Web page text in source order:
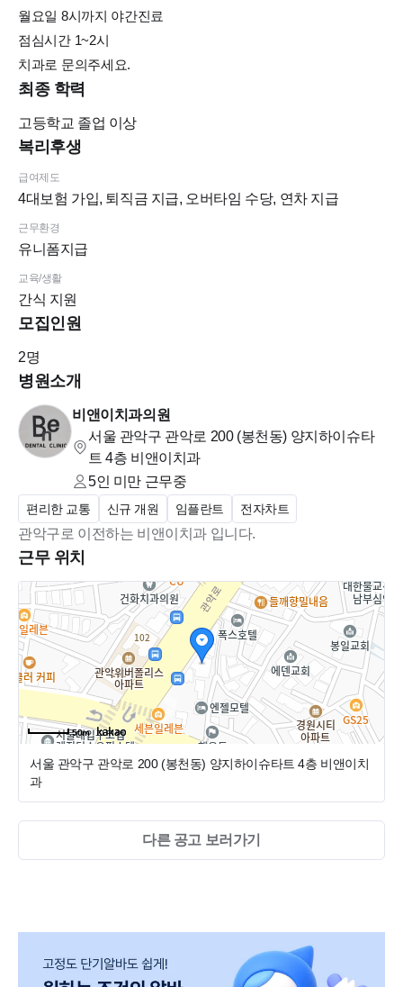
월요일 8시까지 야간진료
점심시간 1~2시
치과로 문의주세요.
최종 학력
고등학교 졸업 이상
복리후생
급여제도
4대보험 가입, 퇴직금 지급, 오버타임 수당, 연차 지급
근무환경
유니폼지급
교육/생활
간식 지원
모집인원
2명
병원소개
비앤이치과의원
서울 관악구 관악로 200 (봉천동) 양지하이슈타
트 4층 비앤이치과
5인 미만 근무중
편리한 교통 신규 개원 임플란트 전자차트
관악구로 이전하는 비앤이치과 입니다.
근무 위치
50m
서울 관악구 관악로 200 (봉천동) 양지하이슈타트 4층 비앤이치
과
다른 공고 보러가기